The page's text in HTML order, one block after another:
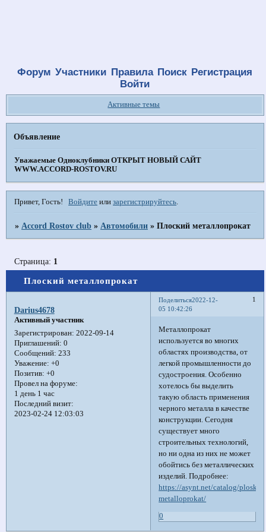
Форум Участники Правила Поиск Регистрация
Войти
Активные темы
Объявление
Уважаемые Одноклубники ОТКРЫТ НОВЫЙ САЙТ
WWW.ACCORD-ROSTOV.RU
Привет, Гость! Войдите илизарегистрируйтесь
»Accord Rostov club »Автомобили »Плоский металлопрокат
Плоский металлопрокат
Страница: 1
Поделиться 1
2022-12-
05 10:42:26
Darius4678
Активный участник
Зарегистрирован: 2022-09-14
Приглашений: 0
Сообщений: 233
Уважение: +0
Позитив: +0
Провел на форуме:
1 день 1 час
Последний визит:
2023-02-24 12:03:03
Металлопрокат
используется во многих
областях производства, от
легкой промышленности до
судостроения. Особенно
хотелось бы выделить
такую ​​область применения
черного металла в качестве
конструкции. Сегодня
существует много
строительных технологий,
но ни одна из них не может
обойтись без металлических
изделий. Подробнее:
https://asynt.net/catalog/ploskiy-
metalloprokat/
0